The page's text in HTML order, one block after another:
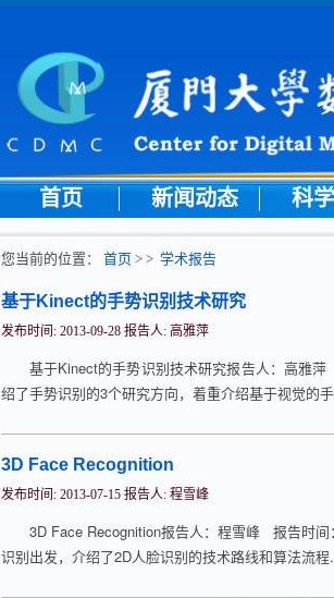
首页 新闻动态 科
您当前的位置： 首页> > 学术报告
基于Kinect的手势识别技术研究
发布时间: 2013-09-28 报告人: 高雅萍
基于Kinect的手势识别技术研究报告人：高雅萍
绍了手势识别的3个研究方向，着重介绍基于视觉的
3D Face Recognition
发布时间: 2013-07-15 报告人: 程雪峰
​3D Face Recognition报告人：程雪峰 报告时间
识别出发，介绍了2D人脸识别的技术路线和算法流程